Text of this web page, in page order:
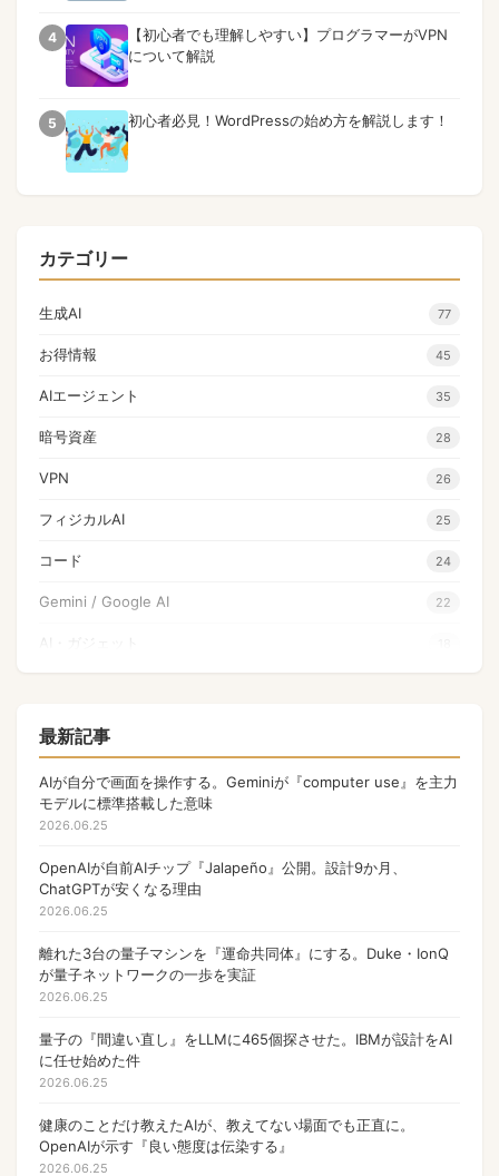
4
【初心者でも理解しやすい】プログラマーがVPN
について解説
5 初心者必見！WordPressの始め方を解説します！
カテゴリー
生成AI 77
お得情報 45
AIエージェント 35
暗号資産 28
VPN 26
フィジカルAI 25
コード 24
Gemini / Google AI 22
AI・ガジェット
Apple
OpenAI
Gamefi
Anthropic
ゲーム
AI
最新記事
AIが自分で画面を操作する。Geminiが『computer use』を主力
モデルに標準搭載した意味
2026.06.25
OpenAIが自前AIチップ『Jalapeño』公開。設計9か月、
ChatGPTが安くなる理由
2026.06.25
離れた3台の量子マシンを『運命共同体』にする。Duke・IonQ
が量子ネットワークの一歩を実証
2026.06.25
量子の『間違い直し』をLLMに465個探させた。IBMが設計をAI
に任せ始めた件
2026.06.25
健康のことだけ教えたAIが、教えてない場面でも正直に。
OpenAIが示す『良い態度は伝染する』
2026.06.25